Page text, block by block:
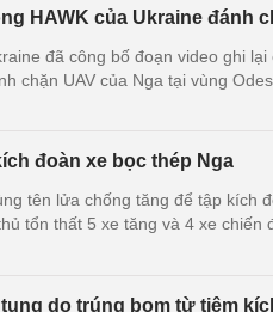
HAWK của Ukraine đánh
đã công bố đoạn video ghi lại
chặn UAV của Nga tại vùng
đoàn xe bọc thép Nga
tên lửa chống tăng để tập kích
tổn thất 5 xe tăng và 4 xe chiến
do trúng bom từ tiêm